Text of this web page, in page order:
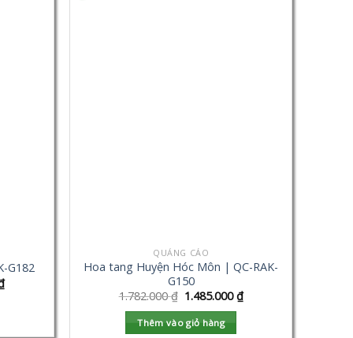
G182
QUẢNG CÁO
Hoa tang Huyện Hóc Môn | QC-RAK-
G150
1.782.000₫ 1.485.000₫
Thêm vào giỏ hàng